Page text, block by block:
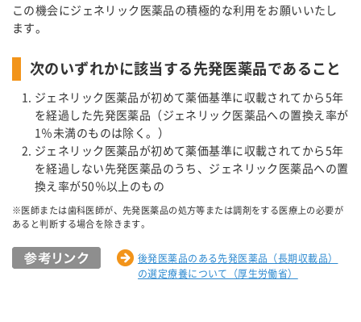
この機会にジェネリック医薬品の積極的な利用をお願いいたし
ます。
次のいずれかに該当する先発医薬品であること
ジェネリック医薬品が初めて薬価基準に収載されてから5年
を経過した先発医薬品（ジェネリック医薬品への置換え率が
1％未満のものは除く。）
ジェネリック医薬品が初めて薬価基準に収載されてから5年
を経過しない先発医薬品のうち、ジェネリック医薬品への置
換え率が50％以上のもの
※医師または歯科医師が、先発医薬品の処方等または調剤をする医療上の必要が
あると判断する場合を除きます。
後発医薬品のある先発医薬品（長期収載品）
の選定療養について（厚生労働省）